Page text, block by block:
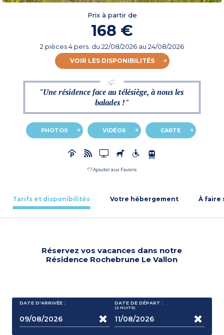
Prix à partir de
168 €
2 pièces 4 pers. du 22/08/2026 au 24/08/2026
VOIR LES DISPONIBILITÉS
"Une résidence face au télésiège, à nous les
balades ! "
PHOTOS VIDÉOS CARTE
Ajouter aux Favoris
Tarifs et disponibilités Votre hébergement À faire
Réservez vos vacances dans notre
Résidence Rochebrune Le Vallon
DATE D'ARRIVÉE : DATE DE DÉPART :
(2 NUITS)